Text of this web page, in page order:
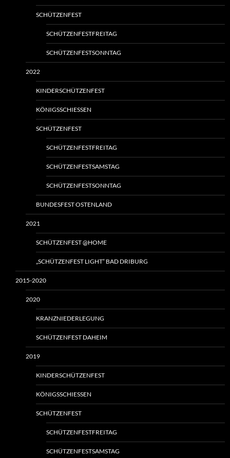
SCHÜTZENFEST
SCHÜTZENFESTFREITAG
SCHÜTZENFESTSONNTAG
2022
KINDERSCHÜTZENFEST
KÖNIGSSCHIESSEN
SCHÜTZENFEST
SCHÜTZENFESTFREITAG
SCHÜTZENFESTSAMSTAG
SCHÜTZENFESTSONNTAG
BUNDESFEST OSTENLAND
2021
SCHÜTZENFEST @HOME
„SCHÜTZENFEST LIGHT“ BAD DRIBURG
2015-2020
2020
KRANZNIEDERLEGUNG
SCHÜTZENFEST DAHEIM
2019
KINDERSCHÜTZENFEST
KÖNIGSSCHIESSEN
SCHÜTZENFEST
SCHÜTZENFESTFREITAG
SCHÜTZENFESTSAMSTAG